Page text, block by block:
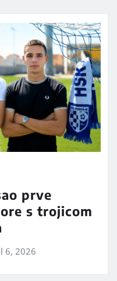
prve
s trojicom
6, 2026